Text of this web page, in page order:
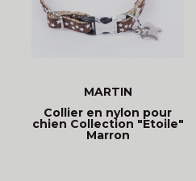
MARTIN
Collier en nylon pour
chien Collection "Etoile"
Marron